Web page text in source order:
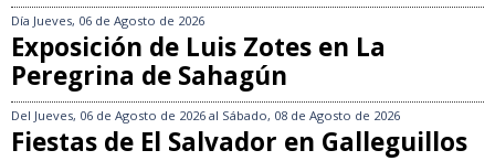
Día Jueves, 06 de Agosto de 2026
Exposición de Luis Zotes en La
Peregrina de Sahagún
Del Jueves, 06 de Agosto de 2026 al Sábado, 08 de Agosto de 2026
Fiestas de El Salvador en Galleguillos